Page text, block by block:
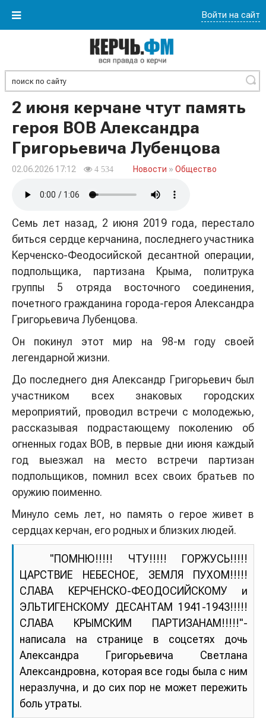
Найти
Войти на сайт
2 июня керчане чтут память
героя ВОВ Александра
Григорьевича Лубенцова
02.06.2026 17:12 4 534 Новости » Общество
Семь лет назад, 2 июня 2019 года, перестало
биться сердце керчанина, последнего участника
Керченско-Феодосийской десантной операции,
подпольщика, партизана Крыма, политрука
группы 5 отряда восточного соединения,
почетного гражданина города-героя Александра
Григорьевича Лубенцова.
Он покинул этот мир на 98-м году своей
легендарной жизни.
До последнего дня Александр Григорьевич был
участником всех знаковых городских
мероприятий, проводил встречи с молодежью,
рассказывая подрастающему поколению об
огненных годах ВОВ, в первые дни июня каждый
год выезжал на место встречи партизан
подпольщиков, помнил всех своих братьев по
оружию поименно.
Минуло семь лет, но память о герое живет в
сердцах керчан, его родных и близких людей.
"ПОМНЮ!!!!! ЧТУ!!!!! ГОРЖУСЬ!!!!!
ЦАРСТВИЕ НЕБЕСНОЕ, ЗЕМЛЯ ПУХОМ!!!!!
СЛАВА КЕРЧЕНСКО-ФЕОДОСИЙСКОМУ и
ЭЛЬТИГЕНСКОМУ ДЕСАНТАМ 1941-1943!!!!!
СЛАВА КРЫМСКИМ ПАРТИЗАНАМ!!!!!"-
написала на странице в соцсетях дочь
Александра Григорьевича Светлана
Александровна, которая все годы была с ним
неразлучна, и до сих пор не может пережить
боль утраты.